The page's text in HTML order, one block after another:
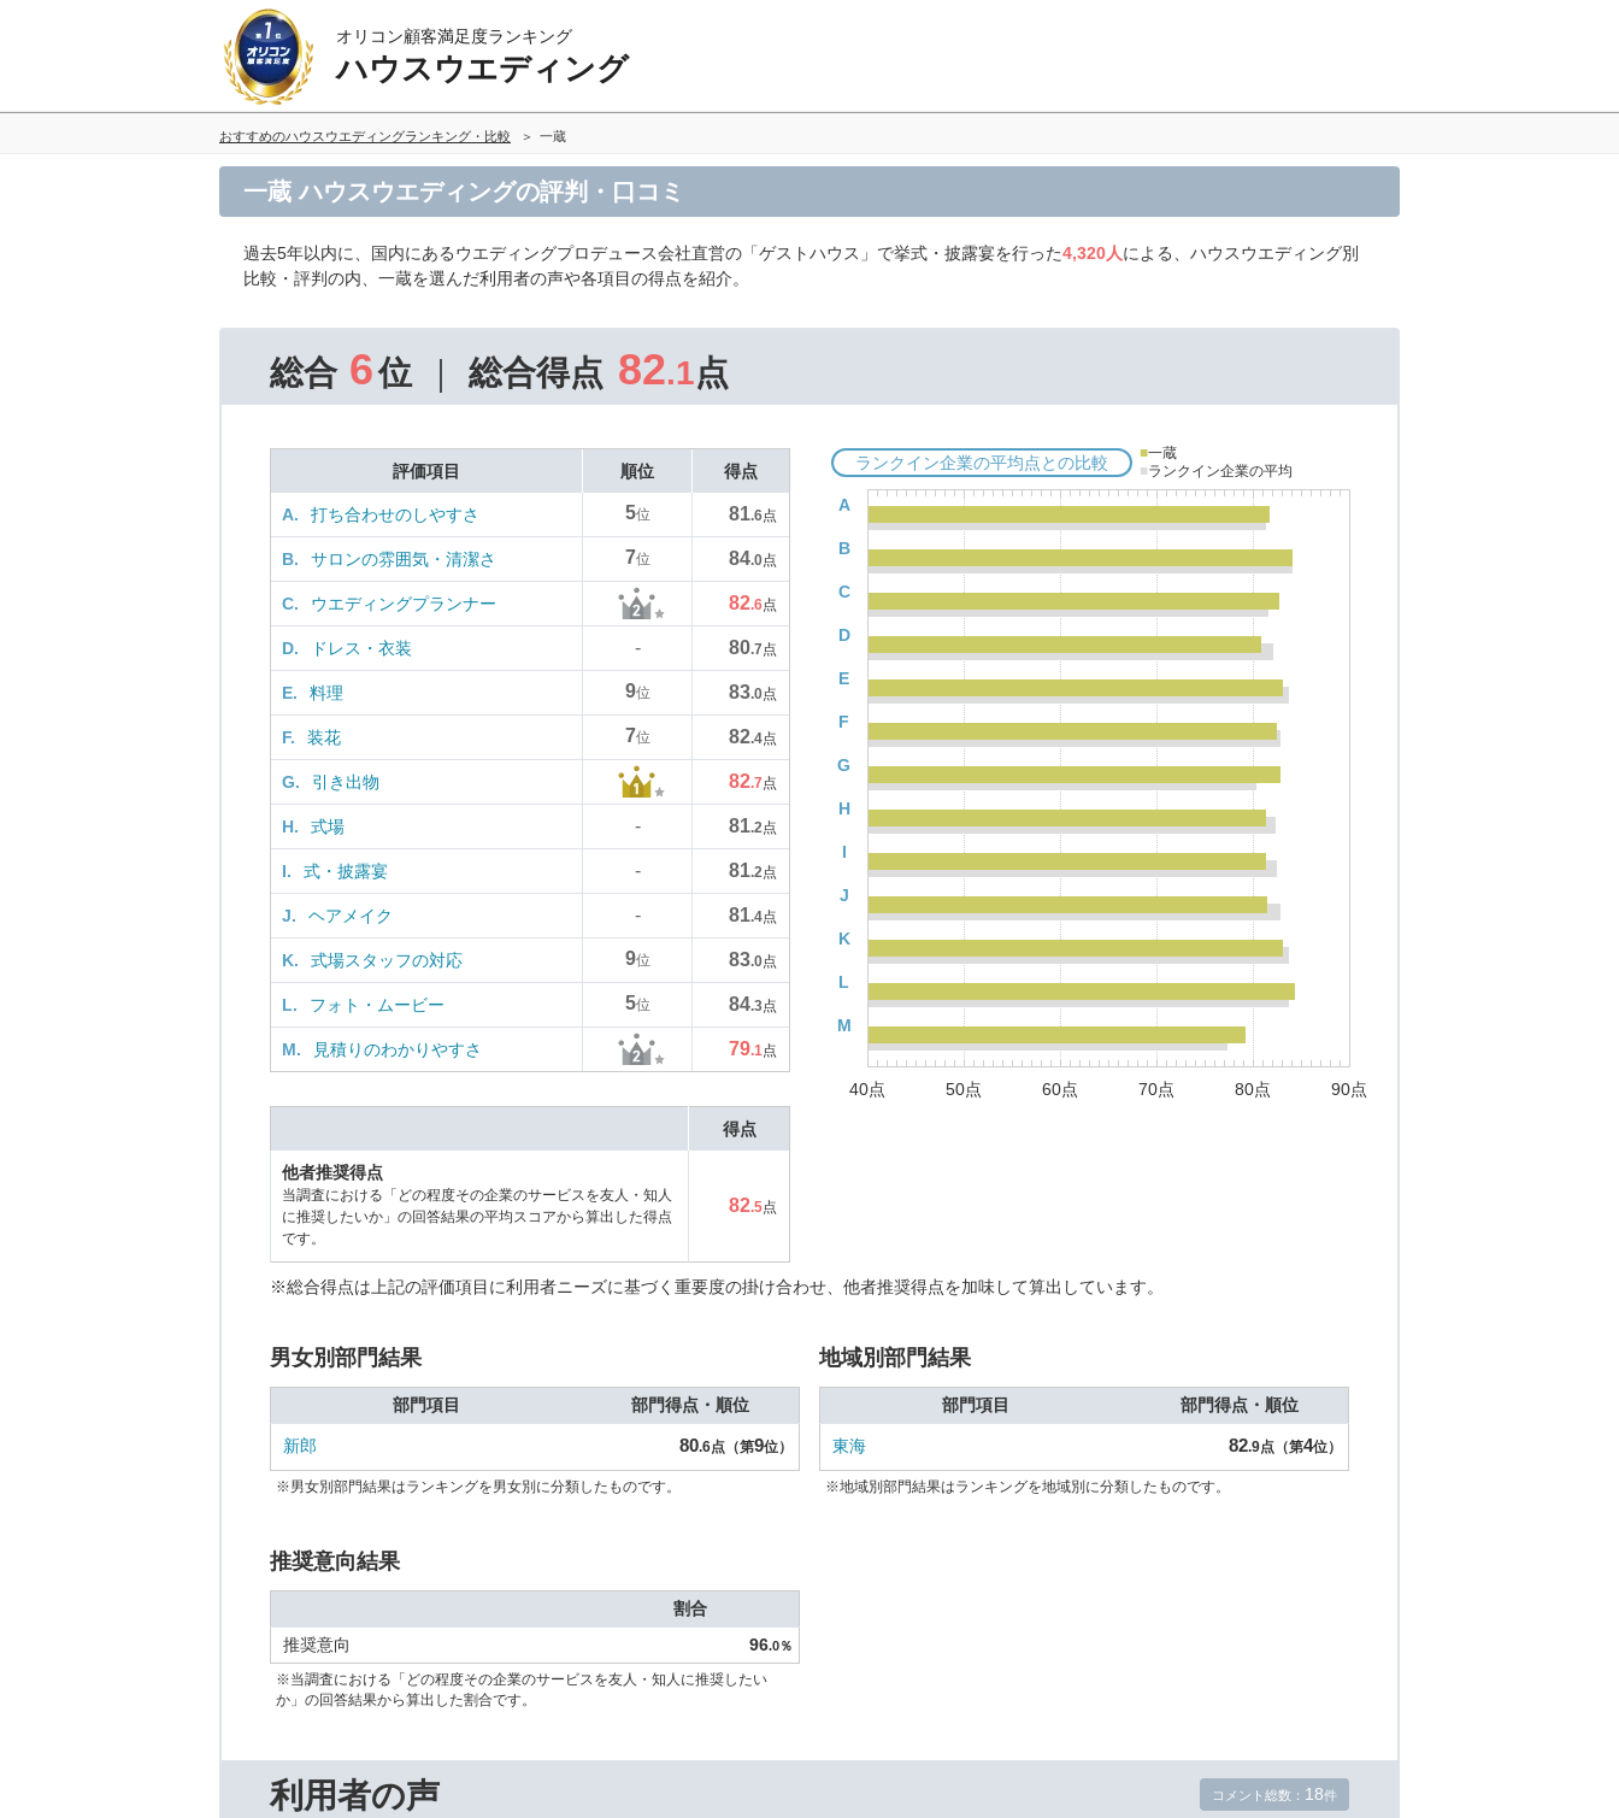
オリコン顧客満足度ランキング
ハウスウエディング
おすすめのハウスウエディングランキング・比較 一蔵
一蔵 ハウスウエディングの評判・口コミ
過去5年以内に、国内にあるウエディングプロデュース会社直営の「ゲストハウス」で挙式・披露宴を行った4,320人による、ハウスウエディング別
比較・評判の内、一蔵を選んだ利用者の声や各項目の得点を紹介。
総合 6位 総合得点 82.1点
評価項目 順位 得点
A. 打ち合わせのしやすさ 5位 81.6点
B. サロンの雰囲気・清潔さ 7位 84.0点
C. ウエディングプランナー 82.6点
D. ドレス・衣装 - 80.7点
E. 料理 9位 83.0点
F. 装花 7位 82.4点
G. 引き出物 82.7点
H. 式場 - 81.2点
I. 式・披露宴 - 81.2点
J. ヘアメイク - 81.4点
K. 式場スタッフの対応 9位 83.0点
L. フォト・ムービー 5位 84.3点
M. 見積りのわかりやすさ 79.1点
ランクイン企業の平均点との比較 ■一蔵
■ランクイン企業の平均
A
B
C
D
E
F
G
H
I
J
K
L
M
40点 50点 60点 70点 80点 90点
得点
他者推奨得点
当調査における「どの程度その企業のサービスを友人・知人
に推奨したいか」の回答結果の平均スコアから算出した得点
です。
82.5点
※総合得点は上記の評価項目に利用者ニーズに基づく重要度の掛け合わせ、他者推奨得点を加味して算出しています。
男女別部門結果
部門項目 部門得点・順位
新郎 80.6点（第9位）
※男女別部門結果はランキングを男女別に分類したものです。
地域別部門結果
部門項目 部門得点・順位
東海 82.9点（第4位）
※地域別部門結果はランキングを地域別に分類したものです。
推奨意向結果
割合
推奨意向
96.0％
※当調査における「どの程度その企業のサービスを友人・知人に推奨したい
か」の回答結果から算出した割合です。
利用者の声 コメント総数： 18件